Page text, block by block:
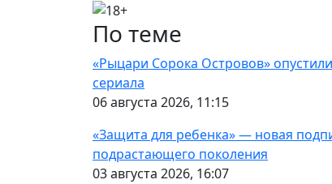
По теме
«Рыцари Сорока Островов»
сериала
06 августа 2026, 11:15
«Защита для ребенка» — новая
подрастающего поколения
03 августа 2026, 16:07